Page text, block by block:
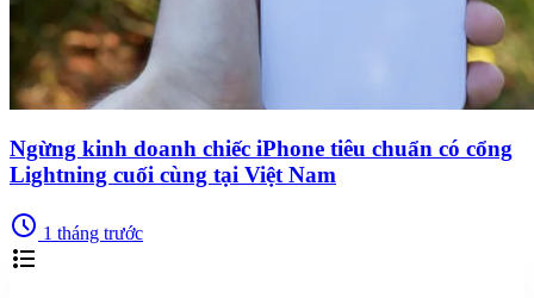
Ngừng kinh doanh chiếc iPhone tiêu chuẩn có cổng
Lightning cuối cùng tại Việt Nam
schedule 1 tháng trước
format_list_bulleted